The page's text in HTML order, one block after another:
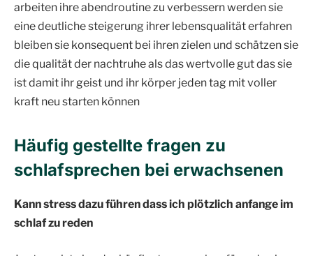
arbeiten ihre abendroutine zu verbessern werden sie
eine deutliche steigerung ihrer lebensqualität erfahren
bleiben sie konsequent bei ihren zielen und schätzen sie
die qualität der nachtruhe als das wertvolle gut das sie
ist damit ihr geist und ihr körper jeden tag mit voller
kraft neu starten können
Häufig gestellte fragen zu
schlafsprechen bei erwachsenen
Kann stress dazu führen dass ich plötzlich anfange im
schlaf zu reden